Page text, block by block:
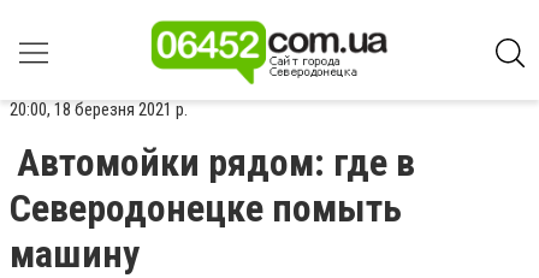
20:00, 18 березня 2021 р.
Автомойки рядом: где в
Северодонецке помыть
машину